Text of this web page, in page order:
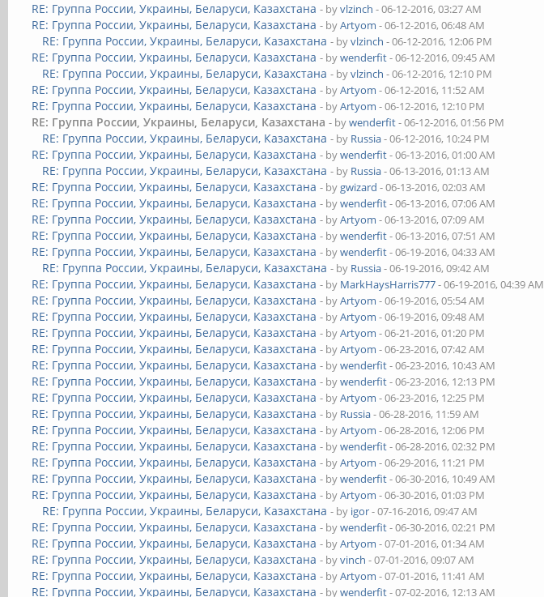
RE: Группа России, Украины, Беларуси, Казахстана - byvlzinch - 06-12-2016, 03:27 AM
RE: Группа России, Украины, Беларуси, Казахстана - byArtyom - 06-12-2016, 06:48 AM
RE: Группа России, Украины, Беларуси, Казахстана - byvlzinch - 06-12-2016, 12:06 PM
RE: Группа России, Украины, Беларуси, Казахстана - bywenderfit- 06-12-2016, 09:45 AM
RE: Группа России, Украины, Беларуси, Казахстана - byvlzinch - 06-12-2016, 12:10 PM
RE: Группа России, Украины, Беларуси, Казахстана - byArtyom - 06-12-2016, 11:52 AM
RE: Группа России, Украины, Беларуси, Казахстана - byArtyom - 06-12-2016, 12:10 PM
RE: Группа России, Украины, Беларуси, Казахстана - bywenderfit- 06-12-2016, 01:56 PM
RE: Группа России, Украины, Беларуси, Казахстана - by Russia- 06-12-2016, 10:24 PM
RE: Группа России, Украины, Беларуси, Казахстана - bywenderfit- 06-13-2016, 01:00 AM
RE: Группа России, Украины, Беларуси, Казахстана - by Russia- 06-13-2016, 01:13 AM
RE: Группа России, Украины, Беларуси, Казахстана - bygwizard - 06-13-2016, 02:03 AM
RE: Группа России, Украины, Беларуси, Казахстана - bywenderfit- 06-13-2016, 07:06 AM
RE: Группа России, Украины, Беларуси, Казахстана - byArtyom - 06-13-2016, 07:09 AM
RE: Группа России, Украины, Беларуси, Казахстана - bywenderfit- 06-13-2016, 07:51 AM
RE: Группа России, Украины, Беларуси, Казахстана - bywenderfit- 06-19-2016, 04:33 AM
RE: Группа России, Украины, Беларуси, Казахстана - by Russia- 06-19-2016, 09:42 AM
RE: Группа России, Украины, Беларуси, Казахстана - by MarkHaysHarris777- 06-19-2016, 04:39 AM
RE: Группа России, Украины, Беларуси, Казахстана - byArtyom - 06-19-2016, 05:54 AM
RE: Группа России, Украины, Беларуси, Казахстана - byArtyom - 06-19-2016, 09:48 AM
RE: Группа России, Украины, Беларуси, Казахстана - byArtyom - 06-21-2016, 01:20 PM
RE: Группа России, Украины, Беларуси, Казахстана - byArtyom - 06-23-2016, 07:42 AM
RE: Группа России, Украины, Беларуси, Казахстана - bywenderfit- 06-23-2016, 10:43 AM
RE: Группа России, Украины, Беларуси, Казахстана - bywenderfit- 06-23-2016, 12:13 PM
RE: Группа России, Украины, Беларуси, Казахстана - byArtyom - 06-23-2016, 12:25 PM
RE: Группа России, Украины, Беларуси, Казахстана - by Russia- 06-28-2016, 11:59 AM
RE: Группа России, Украины, Беларуси, Казахстана - byArtyom - 06-28-2016, 12:06 PM
RE: Группа России, Украины, Беларуси, Казахстана - bywenderfit- 06-28-2016, 02:32 PM
RE: Группа России, Украины, Беларуси, Казахстана - byArtyom - 06-29-2016, 11:21 PM
RE: Группа России, Украины, Беларуси, Казахстана - bywenderfit- 06-30-2016, 10:49 AM
RE: Группа России, Украины, Беларуси, Казахстана - byArtyom - 06-30-2016, 01:03 PM
RE: Группа России, Украины, Беларуси, Казахстана - by igor- 07-16-2016, 09:47 AM
RE: Группа России, Украины, Беларуси, Казахстана - bywenderfit- 06-30-2016, 02:21 PM
RE: Группа России, Украины, Беларуси, Казахстана - byArtyom - 07-01-2016, 01:34 AM
RE: Группа России, Украины, Беларуси, Казахстана - byvinch - 07-01-2016, 09:07 AM
RE: Группа России, Украины, Беларуси, Казахстана - byArtyom - 07-01-2016, 11:41 AM
RE: Группа России, Украины, Беларуси, Казахстана - bywenderfit- 07-02-2016, 12:13 AM